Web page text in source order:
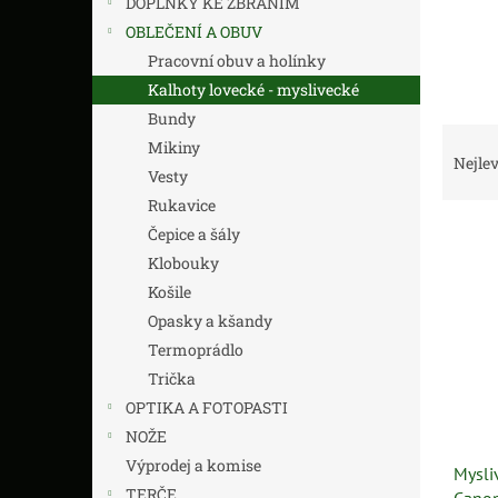
a
n
OBLEČENÍ A OBUV
Pracovní obuv a holínky
Kalhoty lovecké - myslivecké
Bundy
Mikiny
Vesty
Rukavice
Čepice a šály
Klobouky
Košile
Opasky a kšandy
Termoprádlo
Trička
OPTIKA A FOTOPASTI
NOŽE
Výprodej a komise